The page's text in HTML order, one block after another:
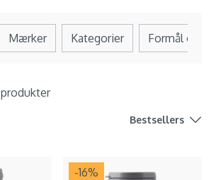
Mærker Kategorier Formål og
produkter
Bestsellers
-16%